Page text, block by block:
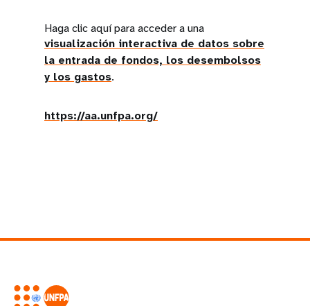
Haga clic aquí para acceder a una
visualización interactiva de datos sobre
la entrada de fondos, los desembolsos
y los gastos.
https://aa.unfpa.org/